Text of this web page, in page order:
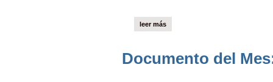
leer más
Documento del